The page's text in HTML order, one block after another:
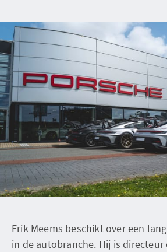
Erik Meems beschikt over een
in de autobranche. Hij is